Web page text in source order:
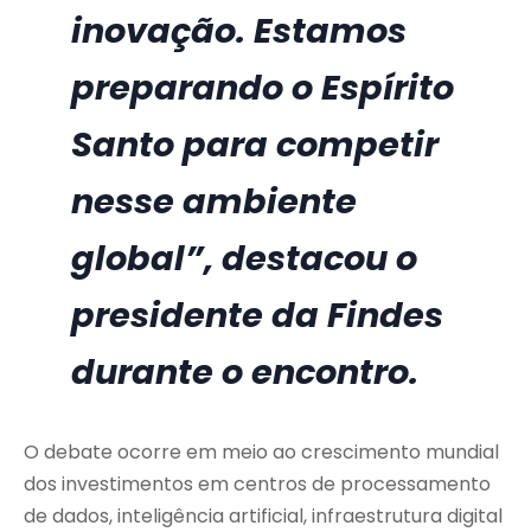
inovação. Estamos
preparando o Espírito
Santo para competir
nesse ambiente
global”, destacou o
presidente da Findes
durante o encontro.
O debate ocorre em meio ao crescimento mundial
dos investimentos em centros de processamento
de dados, inteligência artificial, infraestrutura digital